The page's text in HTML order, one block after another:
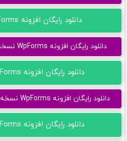
دانلود رایگان افزونه WpForms نسخه 1.8.8
دانلود رایگان افزونه WpForms نسخه 1.8.8 - لینک سرور کمکی
دانلود رایگان افزونه WpForms نسخه 1.8.7.2
دانلود رایگان افزونه WpForms نسخه 1.8.7.2 - لینک سرور کمکی
دانلود رایگان افزونه WpForms نسخه 1.8.7.1